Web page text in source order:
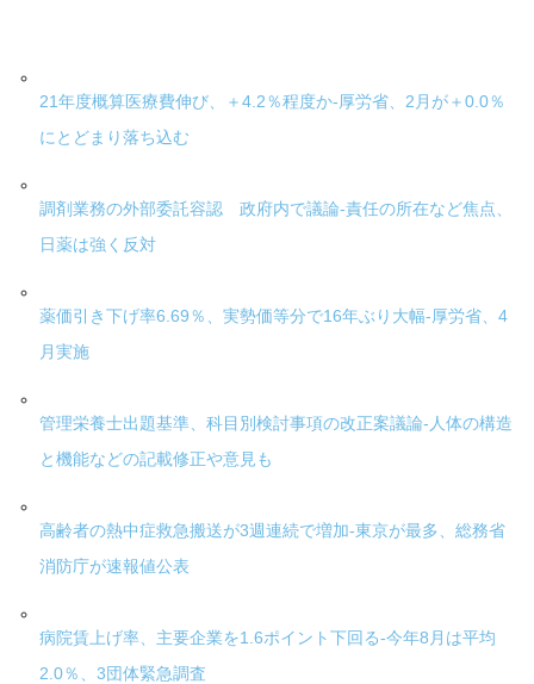
21年度概算医療費伸び、＋4.2％程度か-厚労省、2月が＋0.0％
にとどまり落ち込む
調剤業務の外部委託容認 政府内で議論-責任の所在など焦点、
日薬は強く反対
薬価引き下げ率6.69％、実勢価等分で16年ぶり大幅-厚労省、4
月実施
管理栄養士出題基準、科目別検討事項の改正案議論-人体の構造
と機能などの記載修正や意見も
高齢者の熱中症救急搬送が3週連続で増加-東京が最多、総務省
消防庁が速報値公表
病院賃上げ率、主要企業を1.6ポイント下回る-今年8月は平均
2.0％、3団体緊急調査